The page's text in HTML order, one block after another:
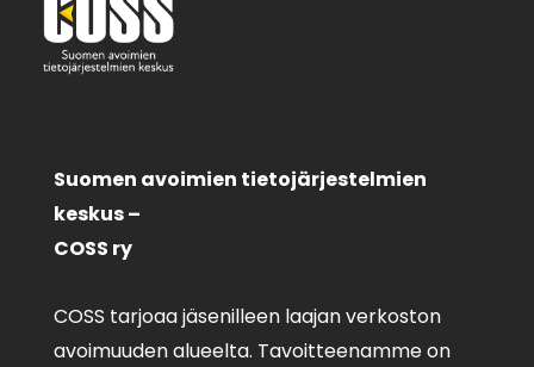
Suomen avoimien tietojärjestelmien
keskus –
COSS ry
COSS tarjoaa jäsenilleen laajan verkoston
avoimuuden alueelta. Tavoitteenamme on